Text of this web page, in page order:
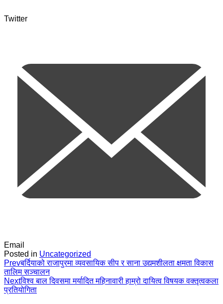
Twitter
Email
Posted in Uncategorized
Prevबर्दियाको राजापुरमा व्यवसायिक सीप र साना उद्यमशीलता क्षमता विकास
तालिम सञ्चालन
Nextविश्व बाल दिवसमा मर्यादित महिनावारी हाम्रो दायित्व विषयक वक्तृत्वकला
प्रतियोगिता